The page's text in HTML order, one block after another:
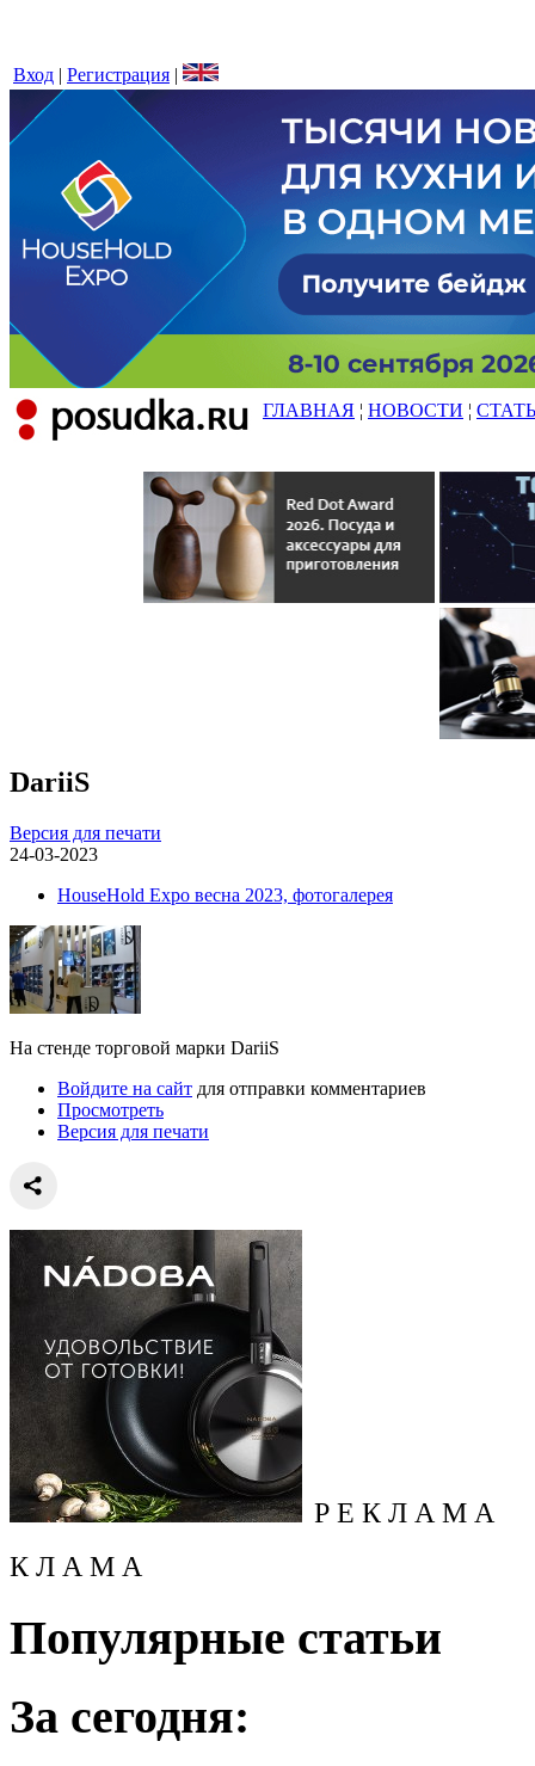
Вход | Регистрация |
ГЛАВНАЯ ¦ НОВОСТИ ¦
DariiS
Версия для печати
24-03-2023
HouseHold Expo весна 2023, фотогалерея
На стенде торговой марки DariiS
Войдите на сайт для отправки комментариев
Просмотреть
Версия для печати
Р Е К Л А М А
К Л А М А
Популярные статьи
За сегодня: